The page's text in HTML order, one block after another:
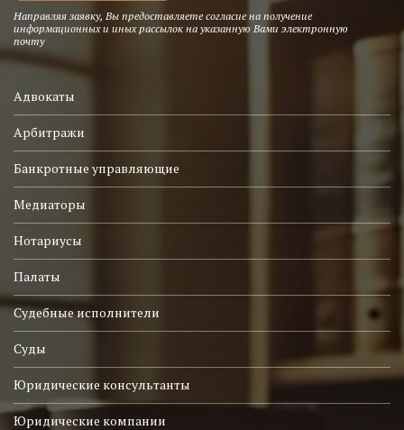
Направляя заявку, Вы предоставляете согласие на получение
информационных и иных рассылок на указанную Вами электронную
почту
Адвокаты
Арбитражи
Банкротные управляющие
Медиаторы
Нотариусы
Палаты
Судебные исполнители
Суды
Юридические консультанты
Юридические компании